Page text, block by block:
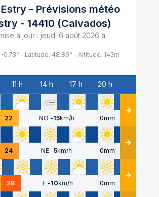
Estry- Prévisions météo
- 14410 (Calvados)
à jour : jeudi 6 août 2026 à
-0.73° - Latitude: 48.89° - Altitude: 143m -
11 h 14 h 17 h 20 h
22 NO -15km/h 0mm Détails
24 NE -5km/h 0mm Détails
28 E -10km/h 0mm Détails